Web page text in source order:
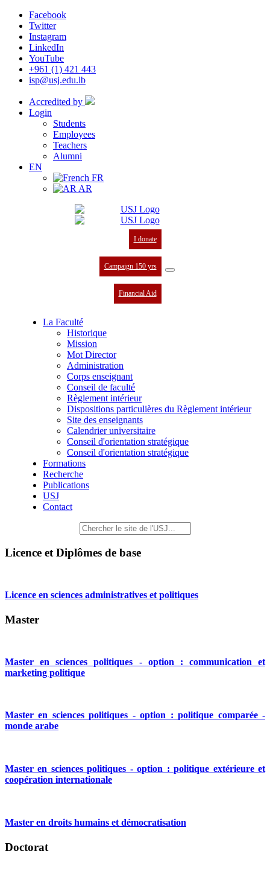
Facebook
Twitter
Instagram
LinkedIn
YouTube
+961 (1) 421 443
isp@usj.edu.lb
Accredited by
Login
Students
Employees
Teachers
Alumni
EN
FR
AR
I donate
Campaign 150 yrs
Financial Aid
La Faculté
Historique
Mission
Mot Director
Administration
Corps enseignant
Conseil de faculté
Règlement intérieur
Dispositions particulières du Règlement intérieur
Site des enseignants
Calendrier universitaire
Conseil d'orientation stratégique
Conseil d'orientation stratégique
Formations
Recherche
Publications
USJ
Contact
Licence et Diplômes de base
Licence en sciences administratives et politiques
Master
Master en sciences politiques - option : communication et
marketing politique
Master en sciences politiques - option : politique comparée -
monde arabe
Master en sciences politiques - option : politique extérieure et
coopération internationale
Master en droits humains et démocratisation
Doctorat